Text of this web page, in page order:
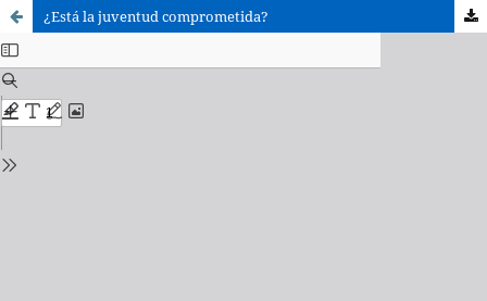
¿Está la juventud comprometida?